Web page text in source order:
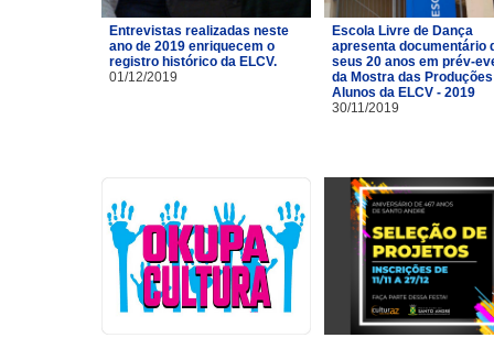
Entrevistas realizadas neste
ano de 2019 enriquecem o
registro histórico da ELCV.
01/12/2019
Escola Livre de Dança
apresenta documentário
seus 20 anos em prév-
da Mostra das
Alunos da ELCV - 2019
30/11/2019